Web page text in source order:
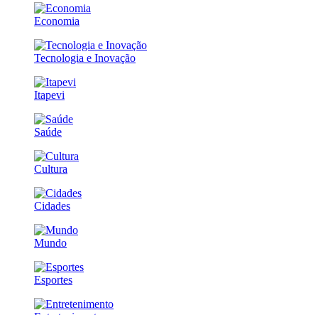
Economia
Tecnologia e Inovação
Itapevi
Saúde
Cultura
Cidades
Mundo
Esportes